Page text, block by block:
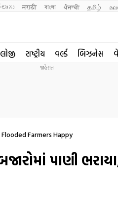
मराठी বাংলা ਪੰਜਾਬੀ தமிழ்
રાષ્ટ્રીય વર્લ્ડ બિઝનેસ
Farmers Happy
પાણી